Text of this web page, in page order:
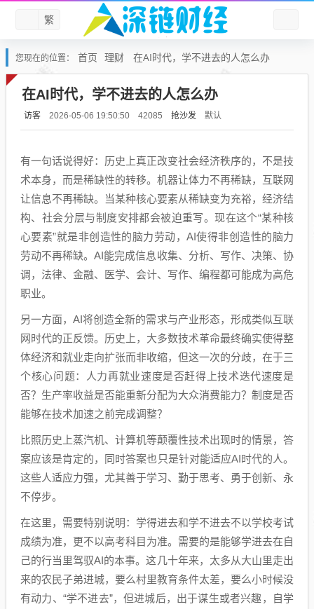
繁
您现在的位置： 首页 理财 在AI时代，学不进去的人怎么办
在AI时代，学不进去的人怎么办
访客 2026-05-06 19:50:50 42085 抢沙发 默认
有一句话说得好：历史上真正改变社会经济秩序的，不是技
术本身，而是稀缺性的转移。机器让体力不再稀缺，互联网
让信息不再稀缺。当某种核心要素从稀缺变为充裕，经济结
构、社会分层与制度安排都会被迫重写。现在这个“某种核
心要素”就是非创造性的脑力劳动，AI使得非创造性的脑力
劳动不再稀缺。AI能完成信息收集、分析、写作、决策、协
调，法律、金融、医学、会计、写作、编程都可能成为高危
职业。
另一方面，AI将创造全新的需求与产业形态，形成类似互联
网时代的正反馈。历史上，大多数技术革命最终确实使得整
体经济和就业走向扩张而非收缩，但这一次的分歧，在于三
个核心问题：人力再就业速度是否赶得上技术迭代速度是
否？生产率收益是否能重新分配为大众消费能力？制度是否
能够在技术加速之前完成调整？
比照历史上蒸汽机、计算机等颠覆性技术出现时的情景，答
案应该是肯定的，同时答案也只是针对能适应AI时代的人。
这些人适应力强，尤其善于学习、勤于思考、勇于创新、永
不停步。
在这里，需要特别说明：学得进去和学不进去不以学校考试
成绩为准，更不以高考科目为准。需要的是能够学进去在自
己的行当里驾驭AI的本事。这几十年来，太多从大山里走出
来的农民子弟进城，要么村里教育条件太差，要么小时候没
有动力、“学不进去”，但进城后，出于谋生或者兴趣，自学